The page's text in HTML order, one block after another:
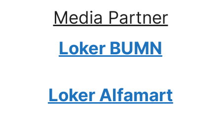
Media Partner
Loker BUMN
Loker Alfamart